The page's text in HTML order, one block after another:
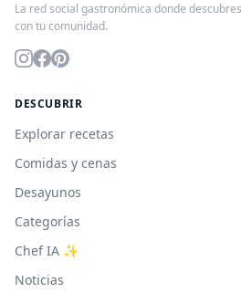
La red social gastronómica donde
con tu comunidad.
DESCUBRIR
Explorar recetas
Comidas y cenas
Desayunos
Categorías
Chef IA ✨
Noticias